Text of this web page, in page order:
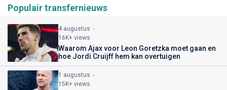
Populair transfernieuws
4 augustus
16K+ views
Waarom Ajax voor Leon Goretzka moet gaan en
hoe Jordi Cruijff hem kan overtuigen
1 augustus
15K+ views